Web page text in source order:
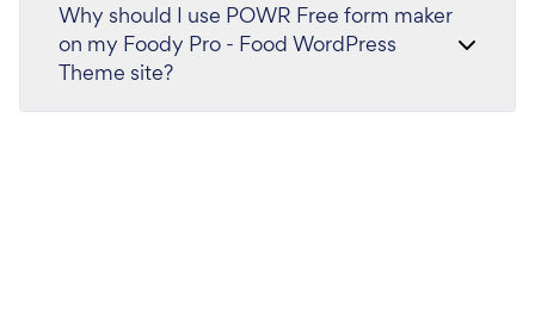
Why should I use POWR Free form maker
on my Foody Pro - Food WordPress
Theme site?